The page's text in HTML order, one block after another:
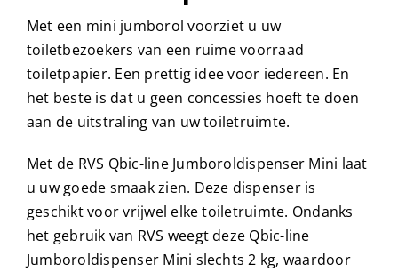
Met een mini jumborol voorziet u uw
toiletbezoekers van een ruime voorraad
toiletpapier. Een prettig idee voor iedereen. En
het beste is dat u geen concessies hoeft te doen
aan de uitstraling van uw toiletruimte.
Met de RVS Qbic-line Jumboroldispenser Mini laat
u uw goede smaak zien. Deze dispenser is
geschikt voor vrijwel elke toiletruimte. Ondanks
het gebruik van RVS weegt deze Qbic-line
Jumboroldispenser Mini slechts 2 kg, waardoor